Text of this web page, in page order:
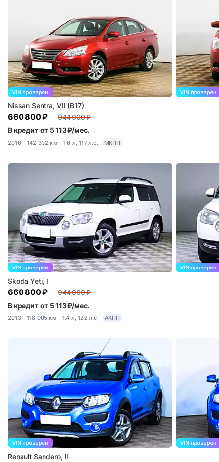
Nissan Sentra, VII (B17)
660 800 ₽
944 000 ₽
В кредит от 5 113 ₽/мес.
2016 142 332 км 1.6 л, 117 л.с. МКПП
Skoda Yeti, I
660 800 ₽
944 000 ₽
В кредит от 5 113 ₽/мес.
2013 118 005 км 1.4 л, 122 л.с. АКПП
Renault Sandero, II